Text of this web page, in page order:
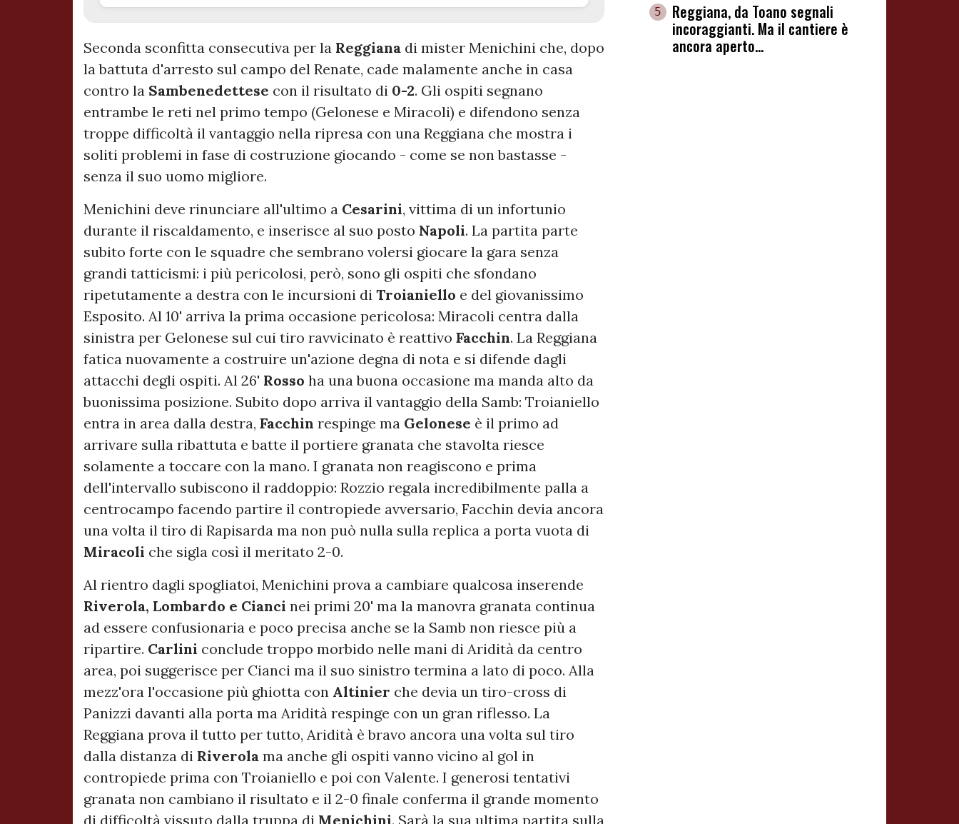
Seconda sconfitta consecutiva per la Reggiana di mister Menichini che, dopo
la battuta d'arresto sul campo del Renate, cade malamente anche in casa
contro la Sambenedettese con il risultato di 0-2. Gli ospiti segnano
entrambe le reti nel primo tempo (Gelonese e Miracoli) e difendono senza
troppe difficoltà il vantaggio nella ripresa con una Reggiana che mostra i
soliti problemi in fase di costruzione giocando - come se non bastasse -
senza il suo uomo migliore.
Menichini deve rinunciare all'ultimo a Cesarini, vittima di un infortunio
durante il riscaldamento, e inserisce al suo posto Napoli. La partita parte
subito forte con le squadre che sembrano volersi giocare la gara senza
grandi tatticismi: i più pericolosi, però, sono gli ospiti che sfondano
ripetutamente a destra con le incursioni di Troianiello e del giovanissimo
Esposito. Al 10' arriva la prima occasione pericolosa: Miracoli centra dalla
sinistra per Gelonese sul cui tiro ravvicinato è reattivo Facchin. La Reggiana
fatica nuovamente a costruire un'azione degna di nota e si difende dagli
attacchi degli ospiti. Al 26' Rosso ha una buona occasione ma manda alto da
buonissima posizione. Subito dopo arriva il vantaggio della Samb: Troianiello
entra in area dalla destra, Facchin respinge ma Gelonese è il primo ad
arrivare sulla ribattuta e batte il portiere granata che stavolta riesce
solamente a toccare con la mano. I granata non reagiscono e prima
dell'intervallo subiscono il raddoppio: Rozzio regala incredibilmente palla a
centrocampo facendo partire il contropiede avversario, Facchin devia ancora
una volta il tiro di Rapisarda ma non può nulla sulla replica a porta vuota di
Miracoli che sigla così il meritato 2-0.
Al rientro dagli spogliatoi, Menichini prova a cambiare qualcosa inserende
Riverola, Lombardo e Cianci nei primi 20' ma la manovra granata continua
ad essere confusionaria e poco precisa anche se la Samb non riesce più a
ripartire. Carlini conclude troppo morbido nelle mani di Aridità da centro
area, poi suggerisce per Cianci ma il suo sinistro termina a lato di poco. Alla
mezz'ora l'occasione più ghiotta con Altinier che devia un tiro-cross di
Panizzi davanti alla porta ma Aridità respinge con un gran riflesso. La
Reggiana prova il tutto per tutto, Aridità è bravo ancora una volta sul tiro
dalla distanza di Riverola ma anche gli ospiti vanno vicino al gol in
contropiede prima con Troianiello e poi con Valente. I generosi tentativi
granata non cambiano il risultato e il 2-0 finale conferma il grande momento
di difficoltà vissuto dalla truppa di Menichini. Sarà la sua ultima partita sulla
5
Reggiana, da Toano segnali
incoraggianti. Ma il cantiere è
ancora aperto...